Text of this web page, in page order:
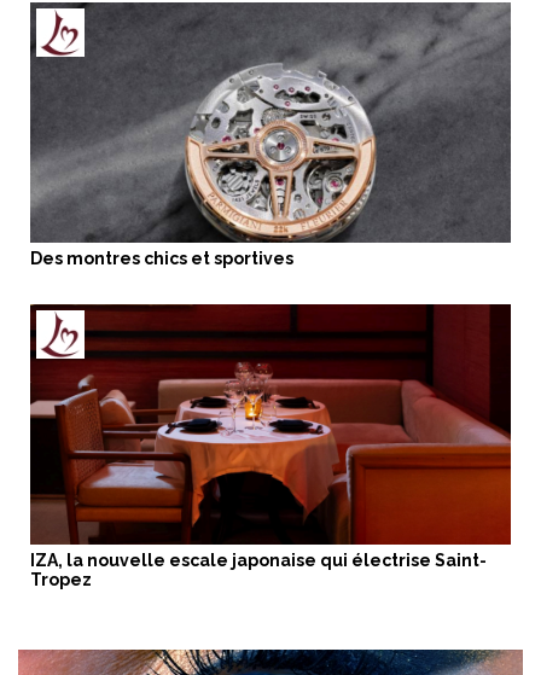
Des montres chics et sportives
IZA, la nouvelle escale japonaise qui électrise Saint-
Tropez